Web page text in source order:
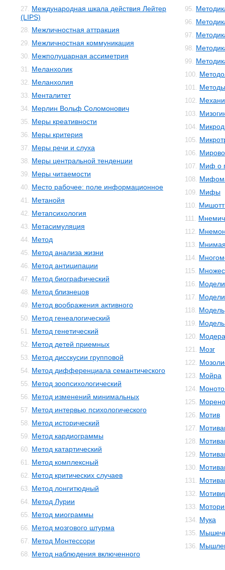
27. Международная шкала действия Лейтер
(LIPS)
28. Межличностная аттракция
29. Межличностная коммуникация
30. Межполушарная ассиметрия
31. Меланхолик
32. Меланхолия
33. Менталитет
34. Мерлин Вольф Соломонович
35. Меры креативности
36. Меры критерия
37. Меры речи и слуха
38. Меры центральной тенденции
39. Меры читаемости
40. Место рабочее: поле информационное
41. Метанойя
42. Метапсихология
43. Метасимуляция
44. Метод
45. Метод анализа жизни
46. Метод антиципации
47. Метод биографический
48. Метод близнецов
49. Метод воображения активного
50. Метод генеалогический
51. Метод генетический
52. Метод детей приемных
53. Метод дисскусии групповой
54. Метод дифференциала семантического
55. Метод зоопсихологический
56. Метод изменений минимальных
57. Метод интервью психологического
58. Метод исторический
59. Метод кардиограммы
60. Метод катартический
61. Метод комплексный
62. Метод критических случаев
63. Метод лонгитюдный
64. Метод Лурии
65. Метод миограммы
66. Метод мозгового штурма
67. Метод Монтессори
68. Метод наблюдения включенного
95.
96.
97.
98.
99.
100.
101. Методы
102.
103.
104.
105.
106.
107. Миф о
108.
109. Мифы
110.
111.
112.
113.
114.
115.
116.
117.
118. Модель
119. Модель
120.
121. Мозг
122.
123. Мойра
124.
125.
126. Мотив
127.
128.
129.
130.
131.
132.
133.
134. Мука
135.
136.